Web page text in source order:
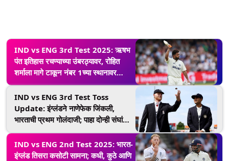
IND vs ENG 3rd Test 2025: ऋषभ
पंत इतिहास रचण्याच्या उंबरठ्यावर, रोहित
शर्माला मागे टाकून नंबर 1च्या स्थानावर
विराजमान होणार!
IND vs ENG 3rd Test Toss
Update: इंग्लंडने नाणेफेक जिंकली,
भारताची प्रथम गोलंदाजी; पाहा दोन्ही संघांची
प्लेइंग 11
IND vs ENG 2nd Test 2025: भारत-
इंग्लंड तिसरा कसोटी सामना; कधी, कुठे आणि